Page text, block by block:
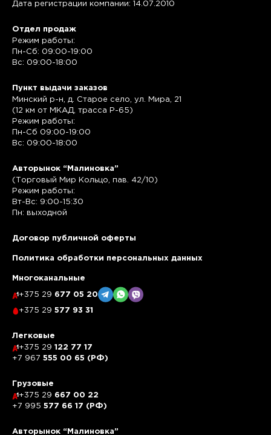
Дата регистрации компании: 14.07.2010
Отдел продаж
Режим работы:
Пн-Сб: 09:00-19:00
Вс: 09:00-18:00
Пункт выдачи заказов
Минский р-н, д. Старое село, ул. Мира, 21
(12 км от МКАД, трасса P-65)
Режим работы:
Пн-Сб 09:00-19:00
Вс: 09:00-18:00
Авторынок “Малиновка”
(Торговый Мир Кольцо, пав. 42/10)
Режим работы:
Вт-Вс: 9:00-15:30
Пн: выходной
Договор публичной оферты
Политика обработки персональных данных
Многоканальные
+375 29 677 05 20
+375 29 577 93 31
Легковые
+375 29 122 77 17
+7 967 555 00 65 (РФ)
Грузовые
+375 29 667 00 22
+7 995 577 66 17 (РФ)
Авторынок “Малиновка”